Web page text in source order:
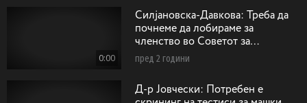
0:00
Силјановска-Давкова: Треба да
почнеме да лобираме за
членство во Советот за
безбедност на ОН како
пред 2 години
Д-р Јовчески: Потребен е